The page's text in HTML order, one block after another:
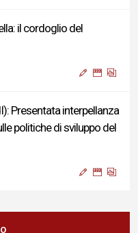
il cordoglio del
Presentata interpellanza
politiche di sviluppo del
cordoglio e vicinanza al